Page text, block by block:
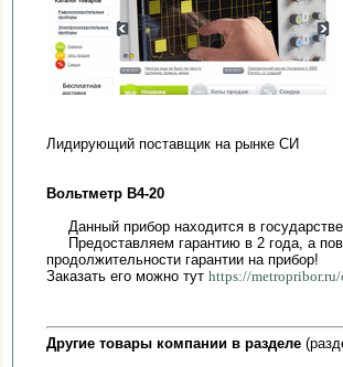
Лидирующий поставщик на рынке СИ
Вольтметр В4-20
Данный прибор находится в
Предоставляем гарантию в 2 года, а
продолжительности гарантии на прибор!
Заказать его можно тут https://
Другие товары компании в разделе